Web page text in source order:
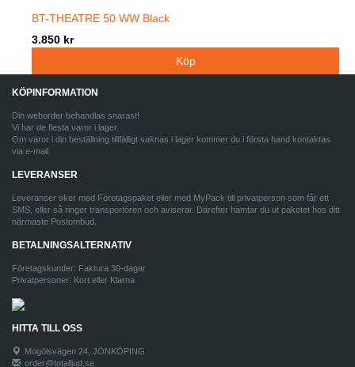
BT-THEATRE 50 WW Black
3.850 kr
KÖPINFORMATION
Din weborder behandlas snarast!
Vi har de flesta varor i lager.
Om varor i din beställning tillfälligt saknas i lager kommer du i första hand kontaktas
via e-mail.
LEVERANSER
Leveranser sker med Företagspaket eller med MyPack till privatperson som får ett
SMS, eller så ringer transportören och aviserar. Därefter hämtar du ut paketet hos ditt
närmaste Postombud.
BETALNINGSALTERNATIV
Företagskunder: Faktura 30-dagar
Privatpersoner: Kort eller Klarna
HITTA TILL OSS
Mogölsvägen 24, JÖNKÖPING
order@totalljud.se